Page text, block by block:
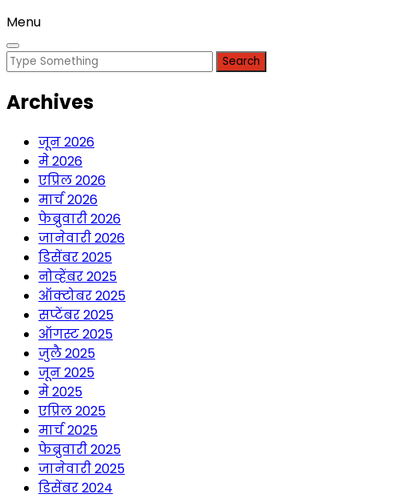
Menu
Search
Archives
जून 2026
मे 2026
एप्रिल 2026
मार्च 2026
फेब्रुवारी 2026
जानेवारी 2026
डिसेंबर 2025
नोव्हेंबर 2025
ऑक्टोबर 2025
सप्टेंबर 2025
ऑगस्ट 2025
जुलै 2025
जून 2025
मे 2025
एप्रिल 2025
मार्च 2025
फेब्रुवारी 2025
जानेवारी 2025
डिसेंबर 2024